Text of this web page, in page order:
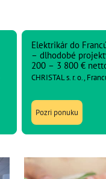
Elektrikár do
– dlhodobé
200 – 3 800 €
CHRISTAL s. r. o.,
Pozri ponuku